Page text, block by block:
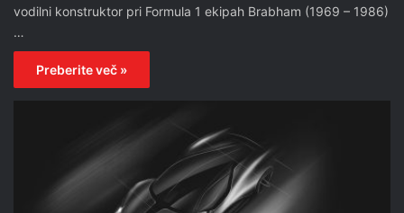
vodilni konstruktor pri Formula 1 ekipah Brabham (1969 – 1986)
…
Preberite več »